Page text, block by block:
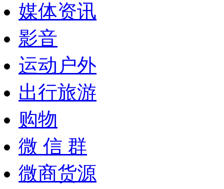
媒体资讯
影音
运动户外
出行旅游
购物
微 信 群
微商货源